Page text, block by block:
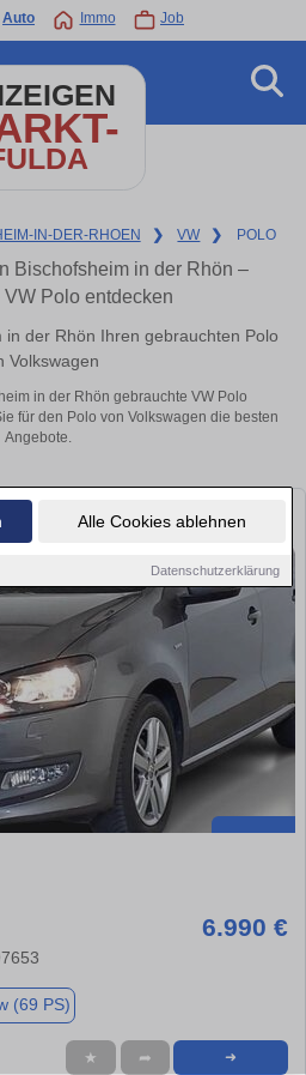
Alle Cookies ablehnen
Datenschutzerklärung
Auto Immo Job
IN-DER-RHOEN ❯ VW ❯ POLO
Bischofsheim in der Rhön –
Polo entdecken
in der Rhön Ihren gebrauchten Polo
Volkswagen
in der Rhön gebrauchte VW Polo
für den Polo von Volkswagen die besten
Angebote.
6.990 €
(69 PS)
★ ➦ ➜